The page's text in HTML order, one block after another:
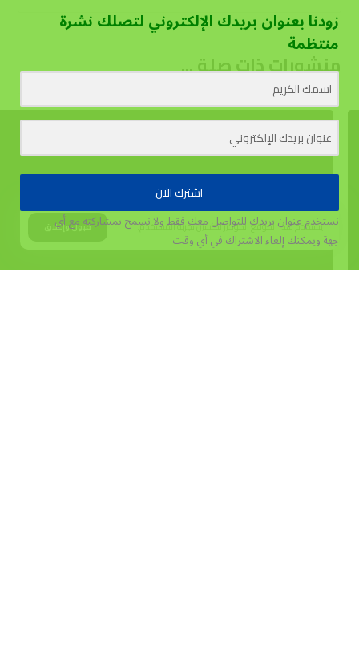
منشورات ذات صلة ...
يستخدم هذا الموقع الكوكيز لتحسين تجربة المستخدم. قبول وإغلاق
زودنا بعنوان بريدك الإلكتروني لتصلك نشرة
منتظمة
اشترك الآن
نستخدم عنوان بريدك للتواصل معك فقط ولا نسمح بمشاركته مع أي
جهةويمكنك إلغاء الاشتراك في أي وقت